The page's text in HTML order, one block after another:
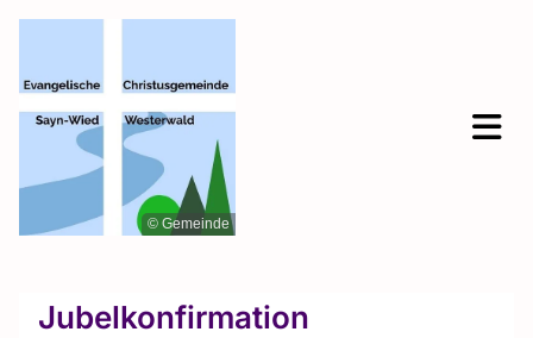
© Gemeinde
Jubelkonfirmation